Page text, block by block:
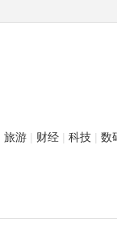
旅游 | 财经 | 科技 | 数